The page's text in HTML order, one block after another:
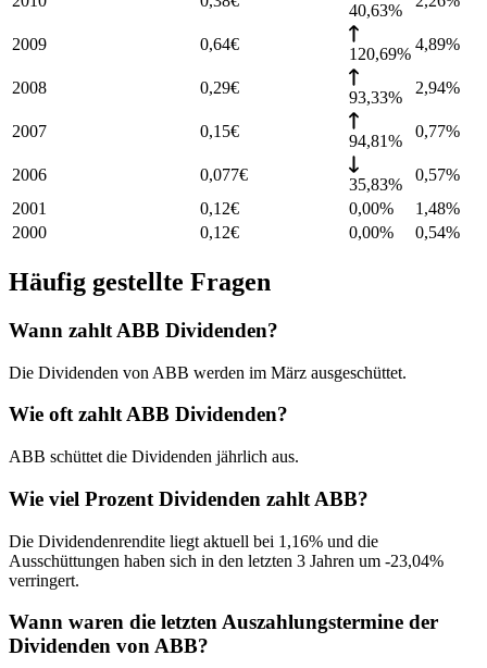
40,63%
2009 0,64€
120,69%
4,89%
2008 0,29€
93,33%
2,94%
2007 0,15€
94,81%
0,77%
2006 0,077€
35,83%
0,57%
2001
0,12€ 0,00% 1,48%
2000
0,12€ 0,00% 0,54%
Häufig gestellte Fragen
Wann zahlt ABB Dividenden?
Die Dividenden von ABB werden im März ausgeschüttet.
Wie oft zahlt ABB Dividenden?
ABB schüttet die Dividenden jährlich aus.
Wie viel Prozent Dividenden zahlt ABB?
Die Dividendenrendite liegt aktuell bei 1,16% und die
Ausschüttungen haben sich in den letzten 3 Jahren um -23,04%
verringert.
Wann waren die letzten Auszahlungstermine der
Dividenden von ABB?